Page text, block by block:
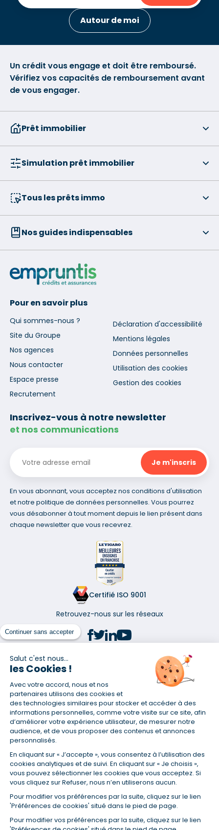
Continuer sans accepter
Salut c'est nous...
les Cookies !
Avec votre accord, nous et nos
partenaires utilisons des cookies et
des technologies similaires pour stocker et accéder à des
informations personnelles, comme votre visite sur ce site, afin
d’améliorer votre expérience utilisateur, de mesurer notre
audience, et de vous proposer des contenus et annonces
personnalisés.
En cliquant sur « J’accepte », vous consentez à l’utilisation des
cookies analytiques et de suivi. En cliquant sur « Je choisis »,
vous pouvez sélectionner les cookies que vous acceptez. Si
vous cliquez sur Refuser, nous n’en utiliserons aucun.
Pour modifier vos préférences par la suite, cliquez sur le lien
'Préférences de cookies' situé dans le pied de page.
Pour modifier vos préférences par la suite, cliquez sur le lien
Autour de moi
Un crédit vous engage et doit être remboursé.
Vérifiez vos capacités de remboursement avant
de vous engager.
Prêt immobilier
Simulation prêt immobilier
Tous les prêts immo
Nos guides indispensables
Pour en savoir plus
Qui sommes-nous ?
Site du Groupe
Nos agences
Nous contacter
Espace presse
Recrutement
Déclaration d'accessibilité
Mentions légales
Données personnelles
Utilisation des cookies
Gestion des cookies
Inscrivez-vous à notre newsletter
et nos communications
En vous abonnant, vous acceptez nos conditions d'utilisation
et notre politique de données personnelles. Vous pourrez
vous désabonner à tout moment depuis le lien présent dans
chaque newsletter que vous recevrez.
Certifié ISO 9001
Retrouvez-nous sur les réseaux
(1) Taux fixe national hors assurance et selon votre profil
(2) Économie de 65 % pour l'assurance d'un prêt amortissable de 330
457,23 € à 0,90 % sur 19,5 ans, accordé à un salarié non cadre assuré à
100 % (décès, PTIA, IPP, ITT, IPP) âgé de 36 ans fumeur et une personne
salariée non cadre assurée à 100 % (décès, PTIA, IPP, ITT, IPP) âgée de 35
ans et non-fumeur, tous deux sans risque médical connu. Au
14/07/2019, coût de l'assurance proposée par la banque 179,08 €/mois
en moyenne contre 64,60 €/mois en moyenne au 14/07/2022 avec
Empruntis.com (TAEA : 0,44 %, coût total de l'assurance : 15 117,65 €).
(3) Taux minimum pour un crédit consommation d'un montant fixé entre
5 000 et 20 000 euros, selon profil et durée.
(4) La diminution du montant des mensualités entraîne l'allongement
de la durée de remboursement ainsi que la hausse du coût total du
(5) Banques de réseau, mutualistes, spécialisées, directions
régionales, organismes de crédit selon votre profil et votre demande.
Mutuelles, compagnies et courtiers d'assurances. Selon votre profil et
votre demande.